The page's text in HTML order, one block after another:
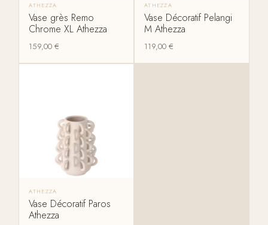
ATHEZZA
Vase grès Remo
Chrome XL Athezza
159,00€
ATHEZZA
Vase Décoratif Pelangi
M Athezza
119,00 €
ATHEZZA
Vase Décoratif Paros
Athezza